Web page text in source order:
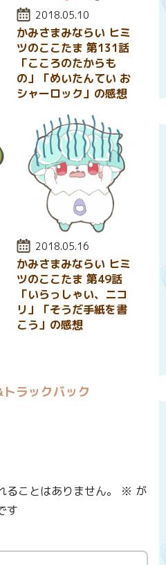
投稿日:
2018.05.10
かみさまみならい ヒミ
ツのここたま 第131話
「こころのたからも
の」「めいたんてい お
シャーロック」の感想
投稿日:
2018.05.16
かみさまみならい ヒミ
ツのここたま 第49話
「いらっしゃい、ニコ
リ」「そうだ手紙を書
こう」の感想
ラックバック
ことはありません。 ※ が
す